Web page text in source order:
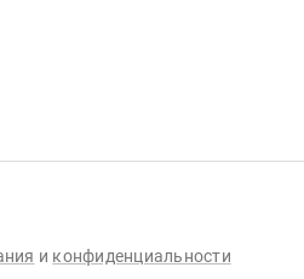
и конфиденциальности